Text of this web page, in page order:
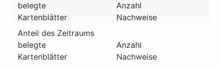
belegte
Kartenblätter
Anzahl
Nachweise
Anteil des Zeitraums
belegte
Kartenblätter
Anzahl
Nachweise